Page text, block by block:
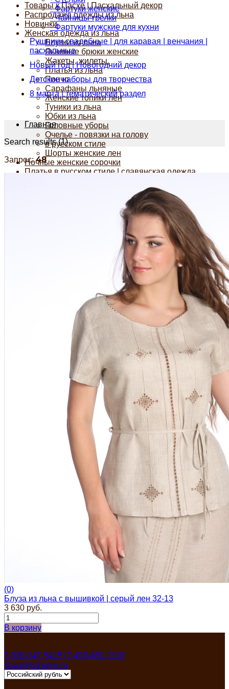
Товары к Пасхе | Пасхальный декор
Распродажа одежды из льна
Новинки
Женская одежда из льна
Блузки из льна
Льняные брюки женские
Жакеты, жилеты.
Платья из льна
Пончо
Сарафаны льняные
Женские топики лен
Туники из льна
Юбки из льна
Головные уборы
Очелье - повязки на голову
в русском стиле
Шорты женские лен
Ночные женские сорочки
Платья в русском стиле | славянская одежда
Сумки из льна для продуктов
Сумочки на шею | сумка для телефона...
Сумки через плечо женские
Косоворотки русские рубахи
Мужская одежда из льна
Рубашки из льна
Брюки из льна
Головные уборы
Шорты мужские из льна
Детский раздел
Столовое белье
Скатерти лен
Салфетки из льна
Декоративные салфетки | народный стиль
Салфетки из льна в наборах
Постельное белье из льна и хлопка
Постельное белье из льна с вышивкой
Постельное белье из хлопка с вышивкой
Мешочки лен хлопок
Думочки
Занавески
Короба подарочные
Куклы, мягкие игрушки из льна
Платочки в карман пиджака
Прихватки для кухни
Прихватка варежка
Фартуки женские
Чайницы-грелки
Фартуки мужские для кухни
Рушники свадебные | для каравая | венчания |
Новый год | Новогодний декор
Детские наборы для творчества
8 марта | тематический раздел
- Фартуки женские
- Чайницы-грелки
- Фартуки мужские для кухни
Рушники свадебные | для каравая | венчания |
пасхальные
Новый год | Новогодний декор
Детские наборы для творчества
8 марта | тематический раздел
Главная
Search results (1)
Запрос:48
(0)
Блуза из льна с вышивкой | серый лен 32-13
3 630 руб.
В корзину
7-930-347-5415+7-493-452-2118
shop@rishelye.ru